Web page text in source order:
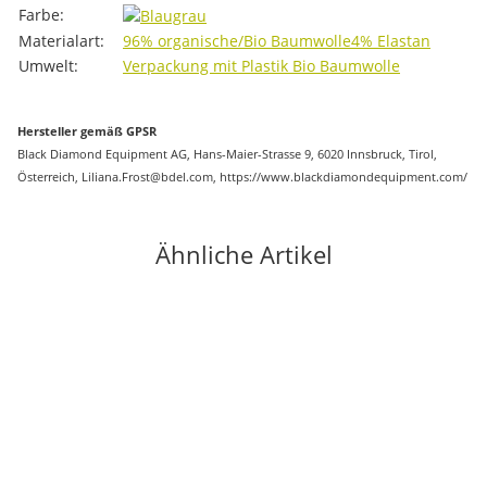
Farbe:
Materialart:
96% organische/Bio Baumwolle4% Elastan
Umwelt:
Verpackung mit Plastik Bio Baumwolle
Hersteller gemäß GPSR
Black Diamond Equipment AG, Hans-Maier-Strasse 9, 6020 Innsbruck, Tirol,
Österreich, Liliana.Frost@bdel.com, https://www.blackdiamondequipment.com/
Ähnliche Artikel